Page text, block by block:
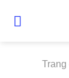
Trang